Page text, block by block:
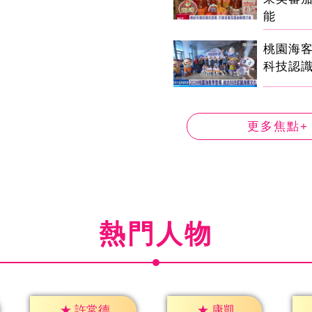
能
桃園海
科技認
更多焦點+
熱門人物